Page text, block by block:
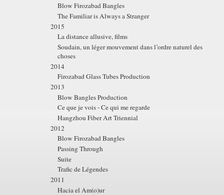
Blow Firozabad Bangles
The Familiar is Always a Stranger
2015
La distance allusive, films
Soudain, un léger mouvement dans l’ordre naturel des
choses
2014
Firozabad Glass Tubes Production
2013
Blow Bangles Production
Ce que je vois - Ce qui me regarde
Hangzhou Fiber Art Triennial
2012
Blow Firozabad Bangles
Passing Through
Suite
Trafic de Légendes
2011
Hacia el Am(o)ur